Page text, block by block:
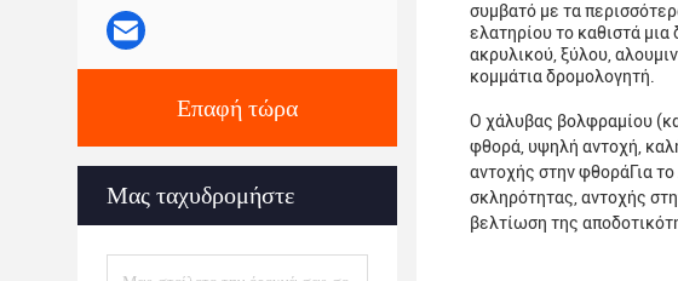
Επαφή τώρα
Μας ταχυδρομήστε
συμβατό με τα
ελατηρίου το καθιστά μια
ακρυλικού, ξύλου,
κομμάτια δρομολογητή.
Ο χάλυβας βολφραμίου
φθορά, υψηλή αντοχή,
αντοχής στην φθοράΓια
σκληρότητας, αντοχής
βελτίωση της